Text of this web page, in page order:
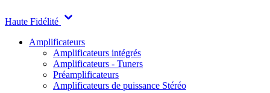
Haute Fidélité
Amplificateurs
Amplificateurs intégrés
Amplificateurs - Tuners
Préamplificateurs
Amplificateurs de puissance Stéréo